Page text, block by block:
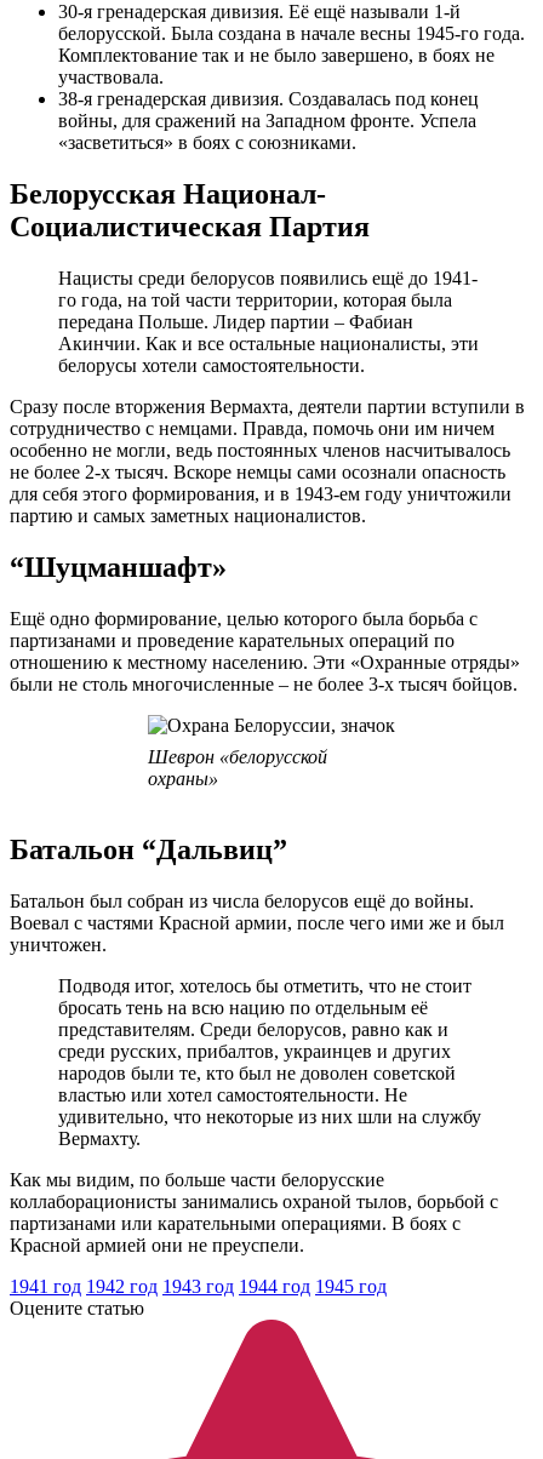
30-я гренадерская дивизия. Её ещё называли 1-й
белорусской. Была создана в начале весны 1945-го года.
Комплектование так и не было завершено, в боях не
участвовала.
38-я гренадерская дивизия. Создавалась под конец
войны, для сражений на Западном фронте. Успела
«засветиться» в боях с союзниками.
Белорусская Национал-
Социалистическая Партия
Нацисты среди белорусов появились ещё до 1941-
го года, на той части территории, которая была
передана Польше. Лидер партии – Фабиан
Акинчии. Как и все остальные националисты, эти
белорусы хотели самостоятельности.
Сразу после вторжения Вермахта, деятели партии вступили в
сотрудничество с немцами. Правда, помочь они им ничем
особенно не могли, ведь постоянных членов насчитывалось
не более 2-х тысяч. Вскоре немцы сами осознали опасность
для себя этого формирования, и в 1943-ем году уничтожили
партию и самых заметных националистов.
“Шуцманшафт»
Ещё одно формирование, целью которого была борьба с
партизанами и проведение карательных операций по
отношению к местному населению. Эти «Охранные отряды»
были не столь многочисленные – не более 3-х тысяч бойцов.
Шеврон «белорусской
охраны»
Батальон “Дальвиц”
Батальон был собран из числа белорусов ещё до войны.
Воевал с частями Красной армии, после чего ими же и был
уничтожен.
Подводя итог, хотелось бы отметить, что не стоит
бросать тень на всю нацию по отдельным её
представителям. Среди белорусов, равно как и
среди русских, прибалтов, украинцев и других
народов были те, кто был не доволен советской
властью или хотел самостоятельности. Не
удивительно, что некоторые из них шли на службу
Вермахту.
Как мы видим, по больше части белорусские
коллаборационисты занимались охраной тылов, борьбой с
партизанами или карательными операциями. В боях с
Красной армией они не преуспели.
1941 год 1942 год 1943 год 1944 год 1945 год
Оцените статью